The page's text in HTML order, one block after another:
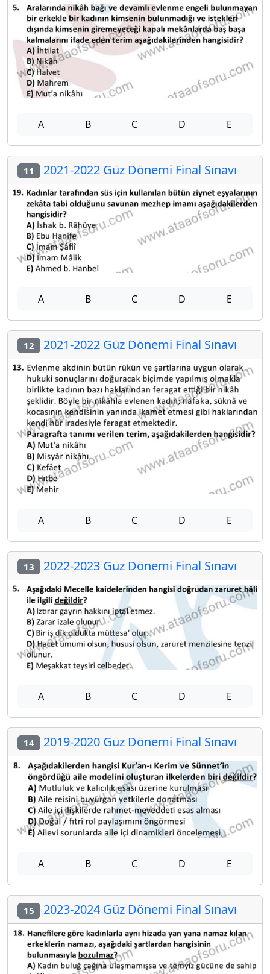
A B C D E
11 2021-2022 Güz Dönemi Final Sınavı
A B C D E
12 2021-2022 Güz Dönemi Final Sınavı
A B C D E
13 2022-2023 Güz Dönemi Final Sınavı
A B C D E
14 2019-2020 Güz Dönemi Final Sınavı
A B C D E
15 2023-2024 Güz Dönemi Final Sınavı